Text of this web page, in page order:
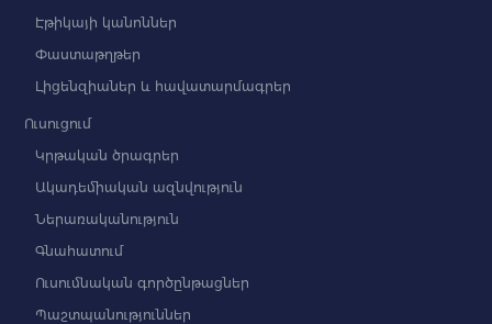
Էթիկայի կանոններ
Փաստաթղթեր
Լիցենզիաներ և հավատարմագրեր
Ուսուցում
Կրթական ծրագրեր
Ակադեմիական ազնվություն
Ներառականություն
Գնահատում
Ուսումնական գործընթացներ
Պաշտպանություններ